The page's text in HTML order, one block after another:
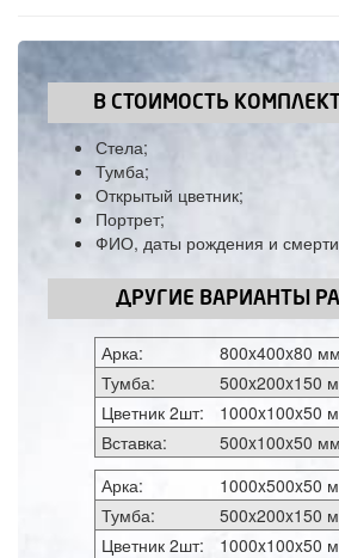
В СТОИМОСТЬ
Стела;
Тумба;
Открытый цветник;
Портрет;
ФИО, даты рождения и
ДРУГИЕ ВАРИАНТЫ
Арка:
800x400x80 мм
Тумба:
500x200x150
Цветник 2шт:
1000x100x50
Вставка:
500x100x50 мм
Арка:
1000x500x50
Тумба:
500x200x150
Цветник 2шт:
1000x100x50